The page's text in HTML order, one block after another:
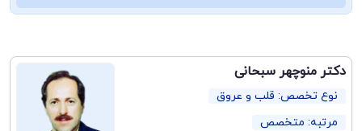
دکتر منوچهر سبحانی
نوع تخصص: قلب و عروق
مرتبه: متخصص